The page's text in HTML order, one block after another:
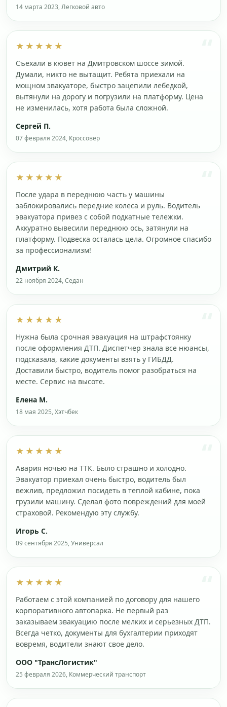
14 марта 2023, Легковой авто
★★★★★
Съехали в кювет на Дмитровском шоссе зимой.
Думали, никто не вытащит. Ребята приехали на
мощном эвакуаторе, быстро зацепили лебедкой,
вытянули на дорогу и погрузили на платформу. Цена
не изменилась, хотя работа была сложной.
Сергей П.
07 февраля 2024, Кроссовер
★★★★★
После удара в переднюю часть у машины
заблокировались передние колеса и руль. Водитель
эвакуатора привез с собой подкатные тележки.
Аккуратно вывесили переднюю ось, затянули на
платформу. Подвеска осталась цела. Огромное спасибо
за профессионализм!
Дмитрий К.
22 ноября 2024, Седан
★★★★★
Нужна была срочная эвакуация на штрафстоянку
после оформления ДТП. Диспетчер знала все нюансы,
подсказала, какие документы взять у ГИБДД.
Доставили быстро, водитель помог разобраться на
месте. Сервис на высоте.
Елена М.
18 мая 2025, Хэтчбек
★★★★★
Авария ночью на ТТК. Было страшно и холодно.
Эвакуатор приехал очень быстро, водитель был
вежлив, предложил посидеть в теплой кабине, пока
грузили машину. Сделал фото повреждений для моей
страховой. Рекомендую эту службу.
Игорь С.
09 сентября 2025, Универсал
★★★★★
Работаем с этой компанией по договору для нашего
корпоративного автопарка. Не первый раз
заказываем эвакуацию после мелких и серьезных ДТП.
Всегда четко, документы для бухгалтерии приходят
вовремя, водители знают свое дело.
ООО "ТрансЛогистик"
25 февраля 2026, Коммерческий транспорт